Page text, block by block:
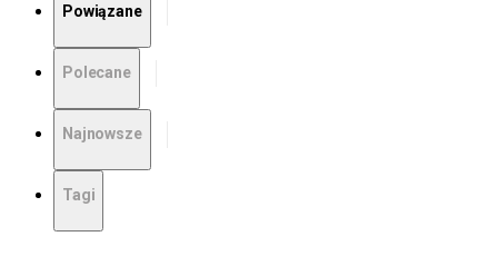
Powiązane
Polecane
Najnowsze
Tagi